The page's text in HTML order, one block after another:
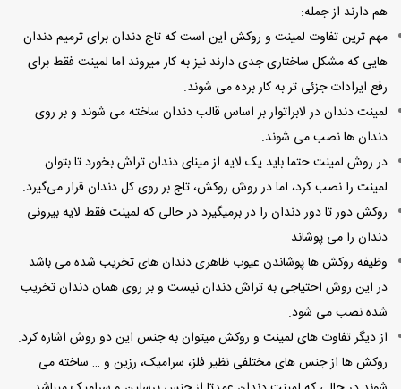
هم دارند از جمله:
مهم ترین تفاوت لمینت و روکش این است کهتاج دندان برای ترمیم دندان
هایی که مشکل ساختاری جدی دارند نیز به کار میروند اما لمینت فقط برای
رفع ایرادات جزئی تر به کار برده می شوند.
لمینت دندان در لابراتوار بر اساس قالب دندان ساخته می شوند و بر روی
دندان ها نصب می شوند.
در روش لمینت حتما باید یک لایه از مینای دندان تراش بخورد تا بتوان
لمینت را نصب کرد، اما در روش روکش، تاج بر روی کل دندان قرار می‌گیرد.
روکش دور تا دور دندان را در برمیگیرد در حالی که لمینت فقط لایه بیرونی
دندان را می پوشاند.
وظیفه روکش ها پوشاندن عیوب ظاهری دندان های تخریب شده می باشد.
در این روش احتیاجی به تراش دندان نیست و بر روی همان دندان تخریب
شده نصب می شود.
از دیگر تفاوت های لمینت و روکش میتوان به جنس این دو روش اشاره کرد.
روکش ها از جنس های مختلفی نظیر فلز، سرامیک، رزین و … ساخته می